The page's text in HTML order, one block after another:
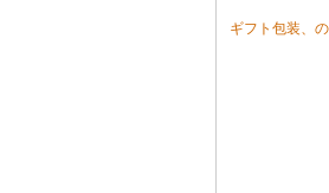
ギフト包装、